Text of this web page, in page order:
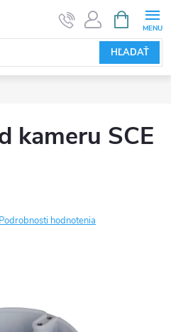
HĽADAŤ
KOŠÍK
kameru SCE
Podrobnosti hodnotenia